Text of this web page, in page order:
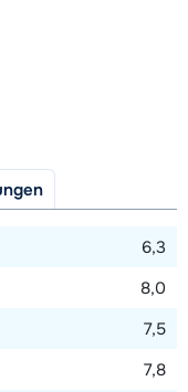
6,3
8,0
7,5
7,8